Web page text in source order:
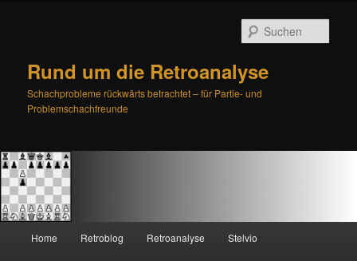
Rund um die Retroanalyse
Schachprobleme rückwärts betrachtet – für Partie- und
Problemschachfreunde
Zum
Zum
Home Retroblog Retroanalyse Stelvio